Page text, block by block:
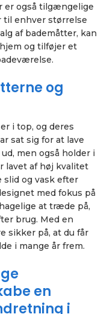
er også tilgængelige
til enhver størrelse
af bademåtter, kan
og tilføjer et
og
i top, og deres
sat sig for at lave
men også holder i
lavet af høj kvalitet
slid og vask efter
med fokus på
at træde på,
brug. Med en
sikker på, at du får
i mange år frem.
en
i